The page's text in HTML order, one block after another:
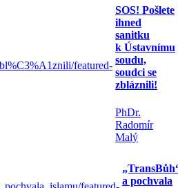
SOS! Pošlete
ihned
sanitku
k Ústavnímu
soudu,
soudci se
zbláznili!
PhDr.
Radomír
Malý
a pochvala